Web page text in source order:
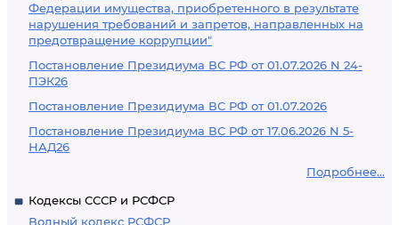
Федерации имущества, приобретенного в результате
нарушения требований и запретов, направленных на
предотвращение коррупции"
Постановление Президиума ВС РФ от 01.07.2026 N 24-
ПЭК26
Постановление Президиума ВС РФ от 01.07.2026
Постановление Президиума ВС РФ от 17.06.2026 N 5-
НАД26
Подробнее...
Кодексы СССР и РСФСР
Водный кодекс РСФСР